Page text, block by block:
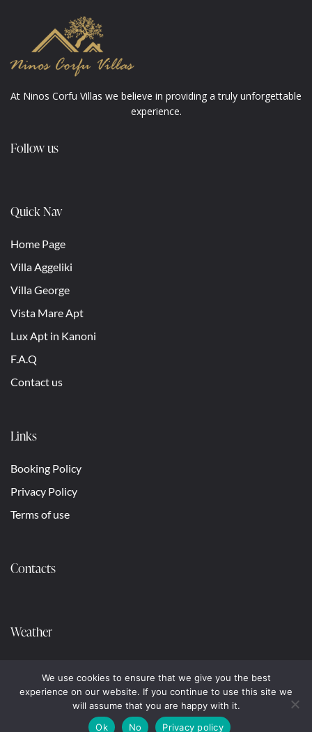
At Ninos Corfu Villas we believe in providing a truly unforgettable
experience.
Follow us
Quick Nav
Home Page
Villa Aggeliki
Villa George
Vista Mare Apt
Lux Apt in Kanoni
F.A.Q
Contact us
Links
Booking Policy
Privacy Policy
Terms of use
Contacts
Weather
We use cookies to ensure that we give you the best
experience on our website. If you continue to use this site we
will assume that you are happy with it.
Ok
No Privacy policy